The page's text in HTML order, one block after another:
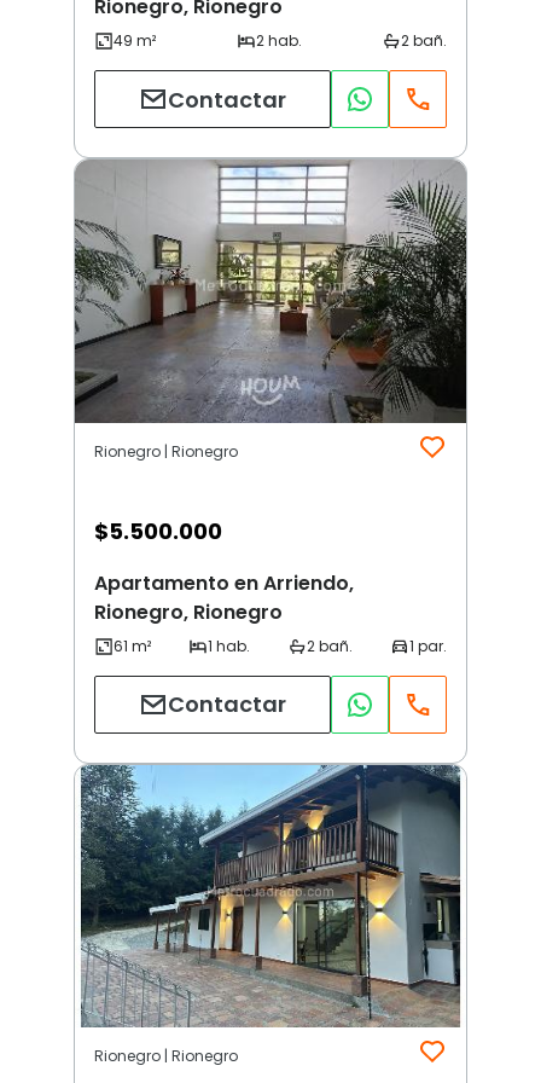
Rionegro, Rionegro
Contactar
Rionegro | Rionegro
$5.500.000
Apartamento en Arriendo,
Rionegro, Rionegro
Contactar
Rionegro | Rionegro